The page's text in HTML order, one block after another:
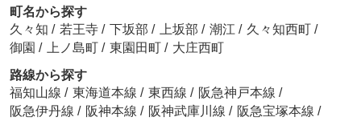
町名から探す
久々知 / 若王寺 / 下坂部 / 上坂部 / 潮江 / 久々知西町 /
御園 / 上ノ島町 / 東園田町 / 大庄西町
路線から探す
福知山線 / 東海道本線 / 東西線 / 阪急神戸本線 /
阪急伊丹線 / 阪神本線 / 阪神武庫川線 / 阪急宝塚本線 /